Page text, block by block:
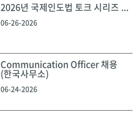
2026년 국제인도법 토크 시리즈 ...
06-26-2026
Communication Officer 채용
(한국사무소)
06-24-2026